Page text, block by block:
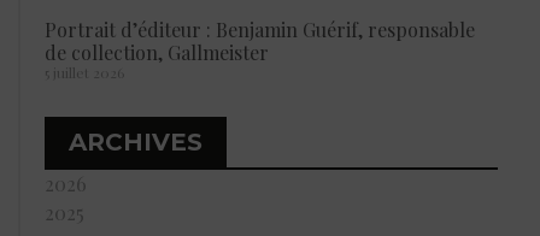
Portrait d’éditeur : Benjamin Guérif, responsable
de collection, Gallmeister
5 juillet 2026
ARCHIVES
2026
2025